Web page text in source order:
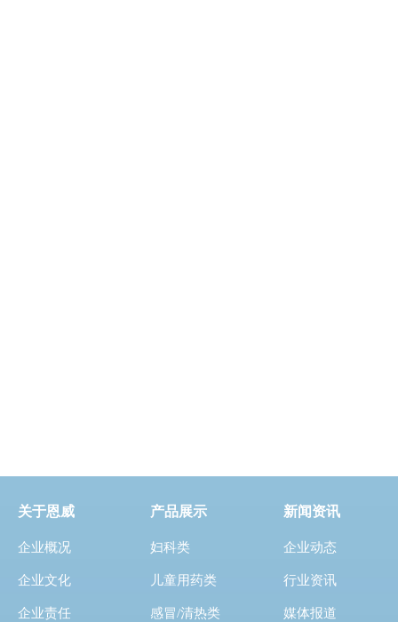
关于恩威
企业概况
企业文化
企业责任
产品展示
妇科类
儿童用药类
感冒/清热类
新闻资讯
企业动态
行业资讯
媒体报道